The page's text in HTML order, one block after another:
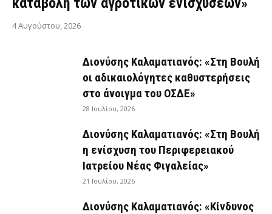
4 Αυγούστου, 2026
Διονύσης Καλαματιανός: «Στη Βουλή
οι αδικαιολόγητες καθυστερήσεις
στο άνοιγμα του ΟΣΔΕ»
28 Ιουλίου, 2026
Διονύσης Καλαματιανός: «Στη Βουλή
η ενίσχυση του Περιφερειακού
Ιατρείου Νέας Φιγαλείας»
21 Ιουλίου, 2026
Διονύσης Καλαματιανός: «Κίνδυνος